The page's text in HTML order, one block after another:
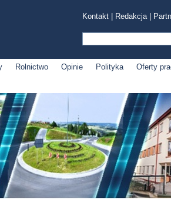
Kontakt Redakcja|
Rolnictwo Opinie Polityka Oferty